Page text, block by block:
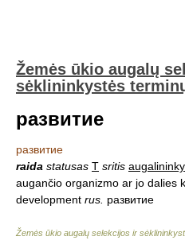
Žemės ūkio augalų
sėklininkystės
развитие
развитие
raida statusas T sritis
augančio organizmo ar jo dalies
development rus. развитие
Žemės ūkio augalų selekcijos ir